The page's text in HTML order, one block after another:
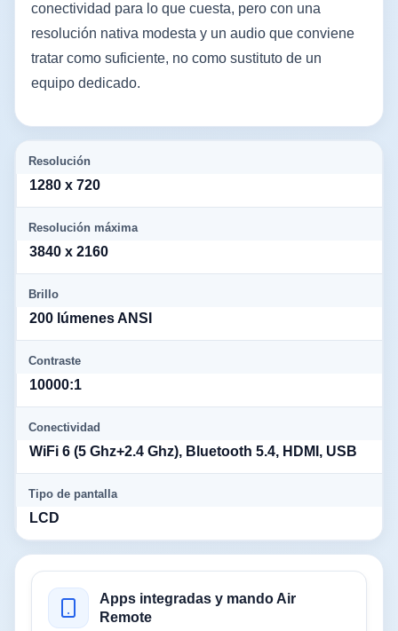
conectividad para lo que cuesta, pero con una
resolución nativa modesta y un audio que conviene
tratar como suficiente, no como sustituto de un
equipo dedicado.
Resolución
1280 x 720
Resolución máxima
3840 x 2160
Brillo
200 lúmenes ANSI
Contraste
10000:1
Conectividad
WiFi 6 (5 Ghz+2.4 Ghz), Bluetooth 5.4, HDMI, USB
Tipo de pantalla
LCD
Apps integradas y mando Air
Remote